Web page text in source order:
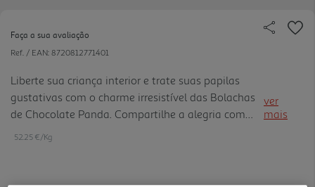
Faça a sua avaliação
Ref. / EAN: 8720812771401
Liberte sua criança interior e trate suas papilas
gustativas com o charme irresistível das Bolachas
de Chocolate Panda. Compartilhe a alegria com
amigos e familiares ou aprecie-os sozinho em cada
ver
mais
52.25 €/Kg